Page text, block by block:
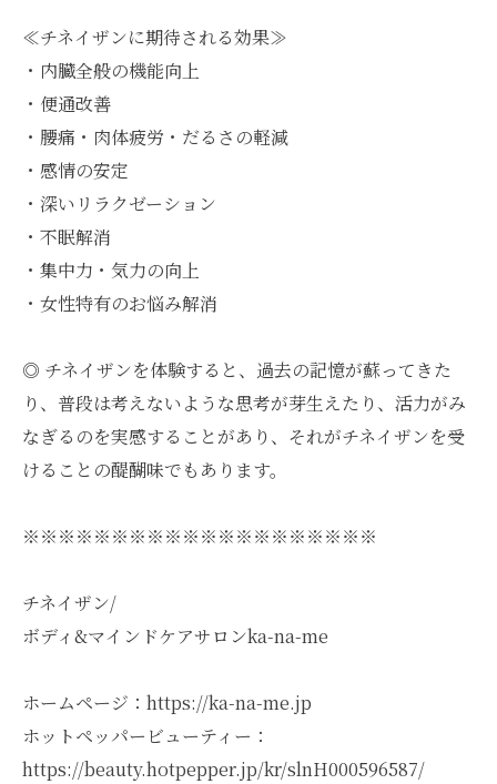
≪チネイザンに期待される効果≫
・内臓全般の機能向上
・便通改善
・腰痛・肉体疲労・だるさの軽減
・感情の安定
・深いリラクゼーション
・不眠解消
・集中力・気力の向上
・女性特有のお悩み解消
◎ チネイザンを体験すると、過去の記憶が蘇ってきた
り、普段は考えないような思考が芽生えたり、活力がみ
なぎるのを実感することがあり、それがチネイザンを受
けることの醍醐味でもあります。
※※※※※※※※※※※※※※※※※※※※
チネイザン/
ボディ&マインドケアサロンka-na-me
ホームページ：https://ka-na-me.jp
ホットペッパービューティー：
https://beauty.hotpepper.jp/kr/slnH000596587/